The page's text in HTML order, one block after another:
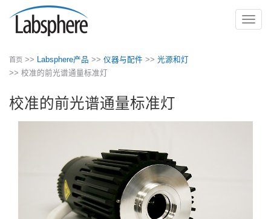
切
首页 >> Labsphere产品 >> 仪器与配件 >> 光源和灯
>> 校准的前光谱通量标准灯
校准的前光谱通量标准灯